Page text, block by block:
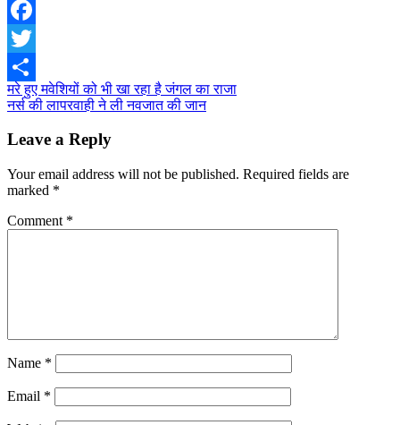
Facebook
Twitter
Share
Post
navigation
मरे हुए मवेशियों को भी खा रहा है जंगल का राजा
नर्स की लापरवाही ने ली नवजात की जान
Leave a Reply
Your email address will not be published. Required fields are
marked *
Comment *
Name *
Email *